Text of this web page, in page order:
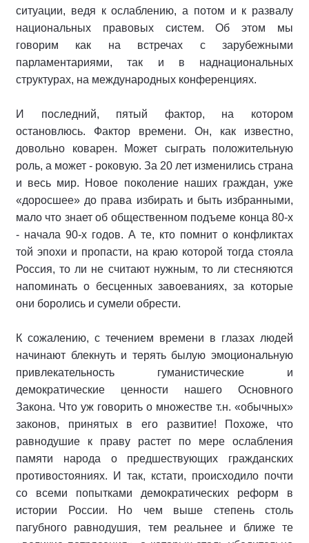
ситуации, ведя к ослаблению, а потом и к развалу
национальных правовых систем. Об этом мы
говорим как на встречах с зарубежными
парламентариями, так и в наднациональных
структурах, на международных конференциях.
И последний, пятый фактор, на котором
остановлюсь. Фактор времени. Он, как известно,
довольно коварен. Может сыграть положительную
роль, а может - роковую. За 20 лет изменились страна
и весь мир. Новое поколение наших граждан, уже
«доросшее» до права избирать и быть избранными,
мало что знает об общественном подъеме конца 80-х
- начала 90-х годов. А те, кто помнит о конфликтах
той эпохи и пропасти, на краю которой тогда стояла
Россия, то ли не считают нужным, то ли стесняются
напоминать о бесценных завоеваниях, за которые
они боролись и сумели обрести.
К сожалению, с течением времени в глазах людей
начинают блекнуть и терять былую эмоциональную
привлекательность гуманистические и
демократические ценности нашего Основного
Закона. Что уж говорить о множестве т.н. «обычных»
законов, принятых в его развитие! Похоже, что
равнодушие к праву растет по мере ослабления
памяти народа о предшествующих гражданских
противостояниях. И так, кстати, происходило почти
со всеми попытками демократических реформ в
истории России. Но чем выше степень столь
пагубного равнодушия, тем реальнее и ближе те